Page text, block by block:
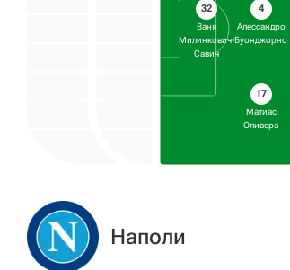
32
Ваня
Милинкович-
Савич
4
Алессандро
Буонджорно
17
Матиас
Оливера
Наполи